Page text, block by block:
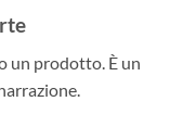
un prodotto. È un